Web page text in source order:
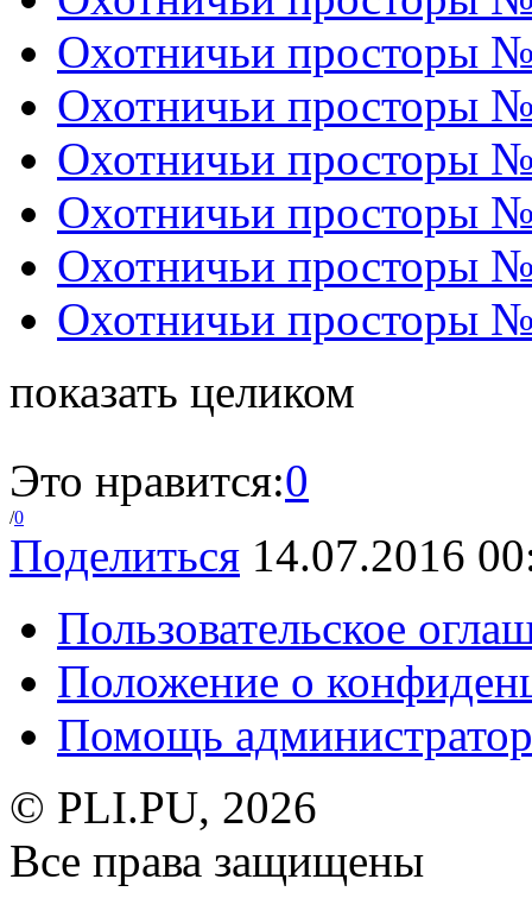
Охотничьи просторы
Охотничьи просторы
Охотничьи просторы
Охотничьи просторы
Охотничьи просторы
Охотничьи просторы
показать целиком
Это нравится:0
/0
Поделиться 14.07.2016
Пользовательское
Положение о
Помощь
© PLI.PU, 2026
Все права защищены